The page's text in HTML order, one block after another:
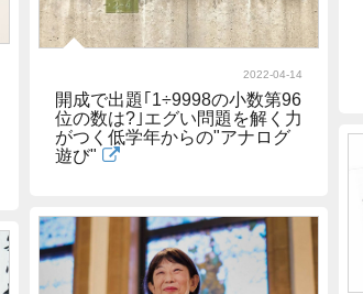
2022-04-14
開成で出題｢1÷9998の小数第96
位の数は?｣エグい問題を解く力
がつく低学年からの"アナログ
遊び"